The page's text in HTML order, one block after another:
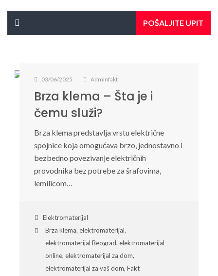
POŠALJITE UPIT
03/06/2025 Adminfakt
Brza klema – Šta je i
čemu služi?
Brza klema predstavlja vrstu električne
spojnice koja omogućava brzo, jednostavno i
bezbedno povezivanje električnih
provodnika bez potrebe za šrafovima,
lemilicom…
Elektromaterijal
Brza klema, elektromaterijal,
elektromaterijal Beograd, elektromaterijal
online, elektromaterijal za dom,
elektromaterijal za vaš dom, Fakt